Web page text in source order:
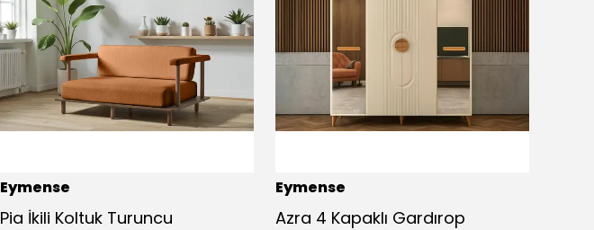
Eymense
Pia İkili Koltuk Turuncu
Eymense
Azra 4 Kapaklı Gardırop